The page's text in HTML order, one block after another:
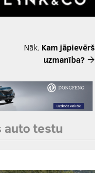
Nāk. Kam jāpievērš
uzmanība?
auto testu